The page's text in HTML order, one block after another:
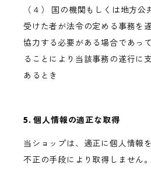
（４） 国の機関もしくは地方
受けた者が法令の定める事務を
協力する必要がある場合であっ
ることにより当該事務の遂行に
あるとき
5. 個人情報の適正な取得
当ショップは、適正に個人情報
不正の手段により取得しません。